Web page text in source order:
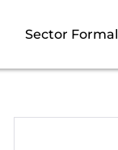
Sector Formal